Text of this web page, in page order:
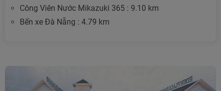
Công Viên Nước Mikazuki 365 : 9.10 km
Bến xe Đà Nẵng : 4.79 km